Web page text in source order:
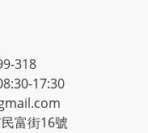
318
17:30
富街16號